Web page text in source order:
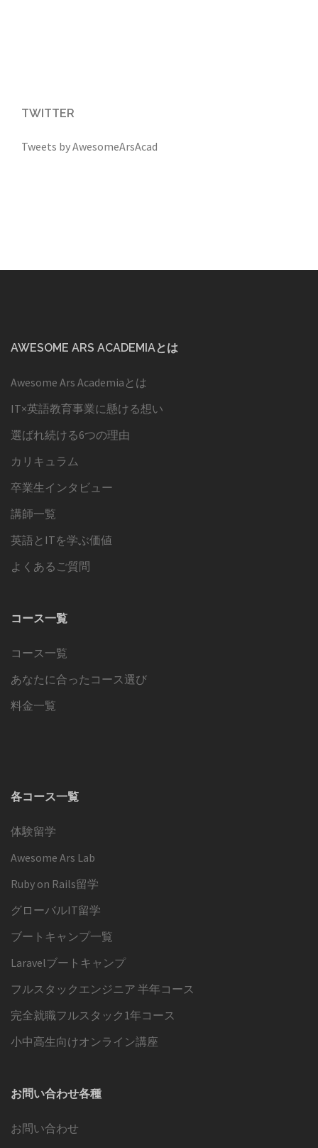
TWITTER
Tweets by AwesomeArsAcad
AWESOME ARS ACADEMIAとは
Awesome Ars Academiaとは
IT×英語教育事業に懸ける想い
選ばれ続ける6つの理由
カリキュラム
卒業生インタビュー
講師一覧
英語とITを学ぶ価値
よくあるご質問
コース一覧
コース一覧
あなたに合ったコース選び
料金一覧
各コース一覧
体験留学
Awesome Ars Lab
Ruby on Rails留学
グローバルIT留学
ブートキャンプ一覧
Laravelブートキャンプ
フルスタックエンジニア 半年コース
完全就職フルスタック1年コース
小中高生向けオンライン講座
お問い合わせ各種
お問い合わせ